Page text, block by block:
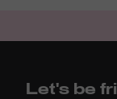
Let's be